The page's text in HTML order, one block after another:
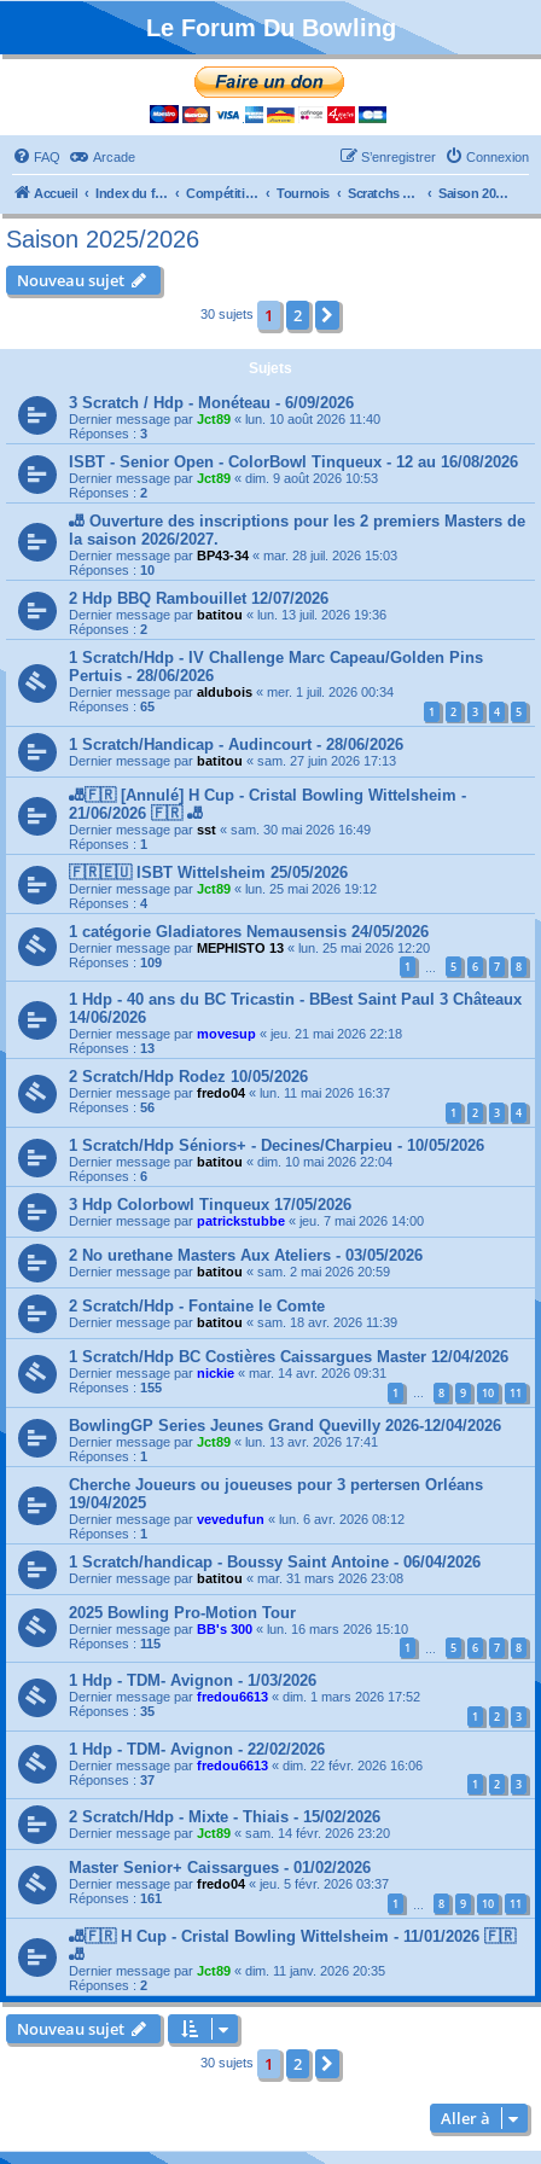
Le Forum Du Bowling
FAQ Arcade Connexion
S’enregistrer
Accueil Index du forum Compétitions Tournois Scratchs et Internationaux Saison 2025/2026
Saison 2025/2026
Nouveau sujet
30 sujets 1 2
Sujets
3 Scratch / Hdp - Monéteau - 6/09/2026
Dernier message par Jct89 « lun. 10 août 2026 11:40
Réponses : 3
ISBT - Senior Open - ColorBowl Tinqueux - 12 au 16/08/2026
Dernier message par Jct89 « dim. 9 août 2026 10:53
Réponses : 2
🎳 Ouverture des inscriptions pour les 2 premiers Masters de
la saison 2026/2027.
Dernier message par BP43-34 « mar. 28 juil. 2026 15:03
Réponses : 10
2 Hdp BBQ Rambouillet 12/07/2026
Dernier message par batitou « lun. 13 juil. 2026 19:36
Réponses : 2
1 Scratch/Hdp - IV Challenge Marc Capeau/Golden Pins
Pertuis - 28/06/2026
Dernier message par aldubois « mer. 1 juil. 2026 00:34
Réponses : 65 1 2 3 4 5
1 Scratch/Handicap - Audincourt - 28/06/2026
Dernier message par batitou « sam. 27 juin 2026 17:13
🎳🇫🇷 [Annulé] H Cup - Cristal Bowling Wittelsheim -
21/06/2026 🇫🇷 🎳
Dernier message par sst « sam. 30 mai 2026 16:49
Réponses : 1
🇫🇷🇪🇺 ISBT Wittelsheim 25/05/2026
Dernier message par Jct89 « lun. 25 mai 2026 19:12
Réponses : 4
1 catégorie Gladiatores Nemausensis 24/05/2026
Dernier message par MEPHISTO 13 « lun. 25 mai 2026 12:20
Réponses : 109 1 5 6 7 8
1 Hdp - 40 ans du BC Tricastin - BBest Saint Paul 3 Châteaux
14/06/2026
Dernier message par movesup « jeu. 21 mai 2026 22:18
Réponses : 13
2 Scratch/Hdp Rodez 10/05/2026
Dernier message par fredo04 « lun. 11 mai 2026 16:37
Réponses : 56 1 2 3 4
1 Scratch/Hdp Séniors+ - Decines/Charpieu - 10/05/2026
Dernier message par batitou « dim. 10 mai 2026 22:04
Réponses : 6
3 Hdp Colorbowl Tinqueux 17/05/2026
Dernier message par patrickstubbe « jeu. 7 mai 2026 14:00
2 No urethane Masters Aux Ateliers - 03/05/2026
Dernier message par batitou « sam. 2 mai 2026 20:59
2 Scratch/Hdp - Fontaine le Comte
Dernier message par batitou « sam. 18 avr. 2026 11:39
1 Scratch/Hdp BC Costières Caissargues Master 12/04/2026
Dernier message par nickie « mar. 14 avr. 2026 09:31
Réponses : 155 1 … 8 9 10 11
BowlingGP Series Jeunes Grand Quevilly 2026-12/04/2026
Dernier message par Jct89 « lun. 13 avr. 2026 17:41
Réponses : 1
Cherche Joueurs ou joueuses pour 3 pertersen Orléans
19/04/2025
Dernier message par vevedufun « lun. 6 avr. 2026 08:12
Réponses : 1
1 Scratch/handicap - Boussy Saint Antoine - 06/04/2026
Dernier message par batitou « mar. 31 mars 2026 23:08
2025 Bowling Pro-Motion Tour
Dernier message par BB's 300 « lun. 16 mars 2026 15:10
Réponses : 115 1 5 6 7 8
1 Hdp - TDM- Avignon - 1/03/2026
Dernier message par fredou6613 « dim. 1 mars 2026 17:52
Réponses : 35 1 2 3
1 Hdp - TDM- Avignon - 22/02/2026
Dernier message par fredou6613 « dim. 22 févr. 2026 16:06
Réponses : 37 1 2 3
2 Scratch/Hdp - Mixte - Thiais - 15/02/2026
Dernier message par Jct89 « sam. 14 févr. 2026 23:20
Master Senior+ Caissargues - 01/02/2026
Dernier message par fredo04 « jeu. 5 févr. 2026 03:37
Réponses : 161 1 8 9 10 11
🎳🇫🇷 H Cup - Cristal Bowling Wittelsheim - 11/01/2026 🇫🇷
🎳
Dernier message par Jct89 « dim. 11 janv. 2026 20:35
Réponses : 2
Nouveau sujet
30 sujets 1 2
Aller à